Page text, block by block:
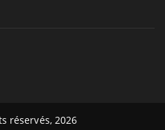
réservés, 2026